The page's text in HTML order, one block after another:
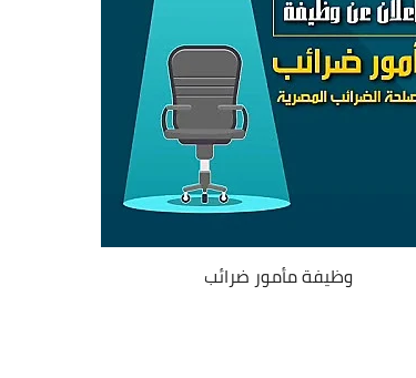
وظيفة مأمور ضرائب